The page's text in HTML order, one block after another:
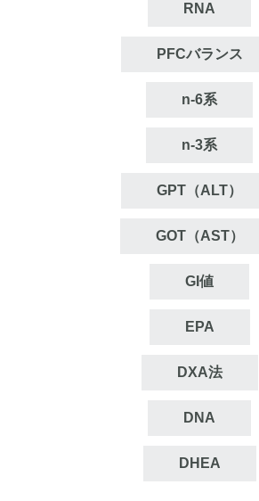
RNA
PFCバランス
n‐6系
n‐3系
GPT（ALT）
GOT（AST）
GI値
EPA
DXA法
DNA
DHEA